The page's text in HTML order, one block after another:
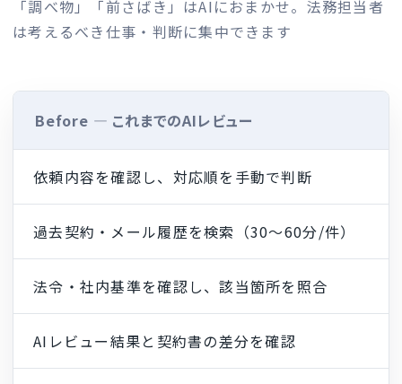
「調べ物」「前さばき」はAIにおまかせ。法務担当者
は考えるべき仕事・判断に集中できます
Before ― これまでのAIレビュー
依頼内容を確認し、対応順を手動で判断
過去契約・メール履歴を検索（30〜60分/件）
法令・社内基準を確認し、該当箇所を照合
AIレビュー結果と契約書の差分を確認